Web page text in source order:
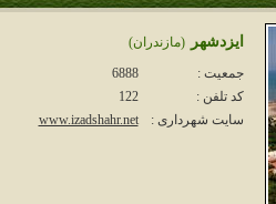
ايزدشهر
(مازندران)
جمعیت :
6888
کد تلفن :
122
سایت شهرداری :
www.izadshahr.net